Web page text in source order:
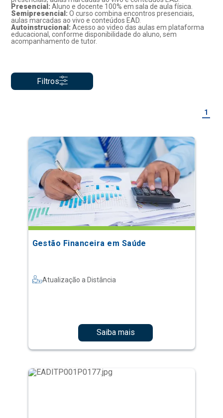
Presencial:Aluno e docente 100% em sala de aula física.
Semipresencial:O curso combina encontros presenciais,
aulas marcadas ao vivo e conteúdos EAD.
Autoinstrucional:Acesso ao video das aulas em plataforma
educacional, conforme disponibilidade do aluno, sem
acompanhamento de tutor.
Filtros
1
Gestão Financeira em Saúde
Atualização a Distância
Saiba mais